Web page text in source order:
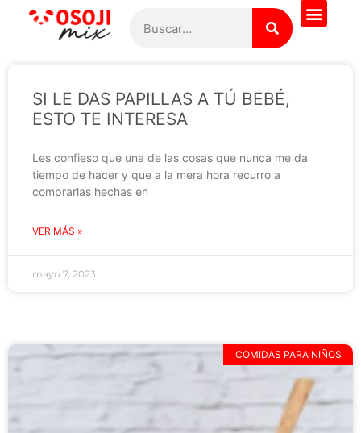
SI LE DAS PAPILLAS A TÚ BEBÉ,
ESTO TE INTERESA
Les confieso que una de las cosas que nunca me da
tiempo de hacer y que a la mera hora recurro a
comprarlas hechas en
VER MÁS »
mayo 7, 2023
COMIDAS PARA NIÑOS